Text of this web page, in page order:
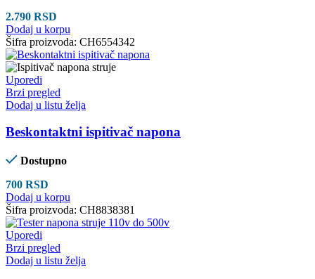
2.790 RSD
Dodaj u korpu
Šifra proizvoda: CH6554342
Uporedi
Brzi pregled
Dodaj u listu želja
Beskontaktni ispitivač napona
Dostupno
700 RSD
Dodaj u korpu
Šifra proizvoda: CH8838381
Uporedi
Brzi pregled
Dodaj u listu želja